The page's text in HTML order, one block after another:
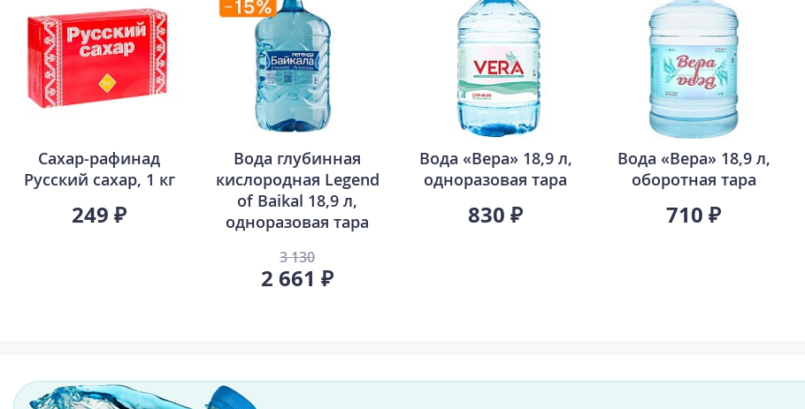
Сахар-рафинад
Русский сахар, 1 кг
249 ₽
Вода глубинная
кислородная Legend
of Baikal 18,9 л,
одноразовая тара
3 130
2 661 ₽
Вода «Вера» 18,9 л,
одноразовая тара
830 ₽
Вода «Вера» 18,9 л,
оборотная тара
710 ₽